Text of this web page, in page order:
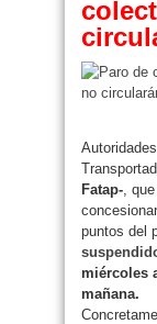
Fatap-,
puntos del
miércoles
mañana.